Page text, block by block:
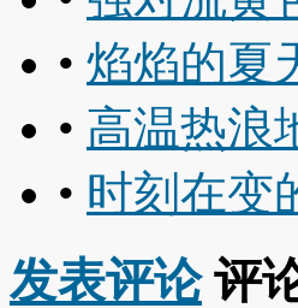
• 焰焰的夏
• 高温热浪
• 时刻在变
发表评论评